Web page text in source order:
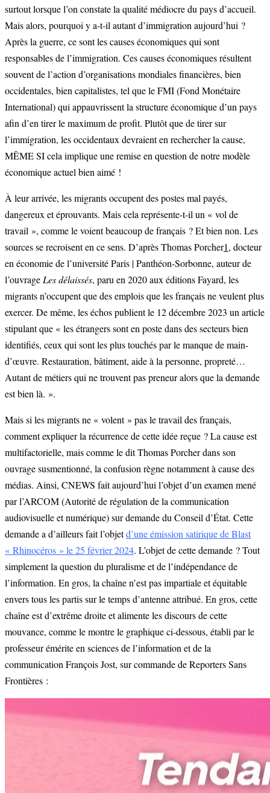
surtout lorsque l’on constate la qualité médiocre du pays d’accueil.
Mais alors, pourquoi y a-t-il autant d’immigration aujourd’hui ?
Après la guerre, ce sont les causes économiques qui sont
responsables de l’immigration. Ces causes économiques résultent
souvent de l’action d’organisations mondiales financières, bien
occidentales, bien capitalistes, tel que le FMI (Fond Monétaire
International) qui appauvrissent la structure économique d’un pays
afin d’en tirer le maximum de profit. Plutôt que de tirer sur
l’immigration, les occidentaux devraient en rechercher la cause,
MÊME SI cela implique une remise en question de notre modèle
économique actuel bien aimé !
À leur arrivée, les migrants occupent des postes mal payés,
dangereux et éprouvants. Mais cela représente-t-il un « vol de
travail », comme le voient beaucoup de français ? Et bien non. Les
sources se recroisent en ce sens. D’après Thomas Porcher1, docteur
en économie de l’université Paris | Panthéon-Sorbonne, auteur de
l’ouvrage Les délaissés, paru en 2020 aux éditions Fayard, les
migrants n’occupent que des emplois que les français ne veulent plus
exercer. De même, les échos publient le 12 décembre 2023 un article
stipulant que « les étrangers sont en poste dans des secteurs bien
identifiés, ceux qui sont les plus touchés par le manque de main-
d’œuvre. Restauration, bâtiment, aide à la personne, propreté…
Autant de métiers qui ne trouvent pas preneur alors que la demande
est bien là. ».
Mais si les migrants ne « volent » pas le travail des français,
comment expliquer la récurrence de cette idée reçue ? La cause est
multifactorielle, mais comme le dit Thomas Porcher dans son
ouvrage susmentionné, la confusion règne notamment à cause des
médias. Ainsi, CNEWS fait aujourd’hui l’objet d’un examen mené
par l’ARCOM (Autorité de régulation de la communication
audiovisuelle et numérique) sur demande du Conseil d’État. Cette
demande a d’ailleurs fait l’objetd’une émission satirique de Blast
« Rhinocéros » le 25 février 2024. L’objet de cette demande ? Tout
simplement la question du pluralisme et de l’indépendance de
l’information. En gros, la chaîne n’est pas impartiale et équitable
envers tous les partis sur le temps d’antenne attribué. En gros, cette
chaîne est d’extrême droite et alimente les discours de cette
mouvance, comme le montre le graphique ci-dessous, établi par le
professeur émérite en sciences de l’information et de la
communication François Jost, sur commande de Reporters Sans
Frontières :